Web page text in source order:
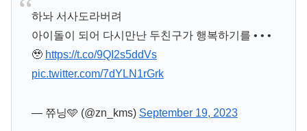
하놔 서사도라버려
아이돌이 되어 다시만난 두친구가 행복하기를 • • •
🥹 https://t.co/9QI2s5ddVs
pic.twitter.com/7dYLN1rGrk
— 쮸닝🩵 (@zn_kms) September 19, 2023